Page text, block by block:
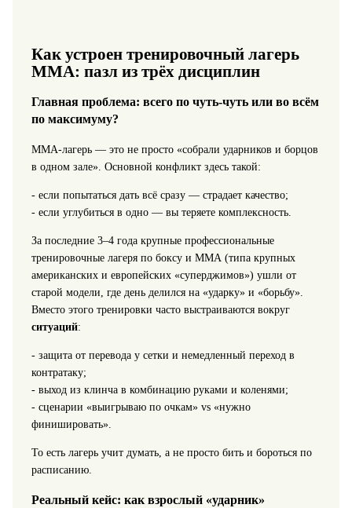
Как устроен тренировочный лагерь
ММА: пазл из трёх дисциплин
Главная проблема: всего по чуть‑чуть или во всём
по максимуму?
ММА‑лагерь — это не просто «собрали ударников и борцов
в одном зале». Основной конфликт здесь такой:
- если попытаться дать всё сразу — страдает качество;
- если углубиться в одно — вы теряете комплексность.
За последние 3–4 года крупные профессиональные
тренировочные лагеря по боксу и ММА (типа крупных
американских и европейских «суперджимов») ушли от
старой модели, где день делился на «ударку» и «борьбу».
Вместо этого тренировки часто выстраиваются вокруг
ситуаций:
- защита от перевода у сетки и немедленный переход в
контратаку;
- выход из клинча в комбинацию руками и коленями;
- сценарии «выигрываю по очкам» vs «нужно
финишировать».
То есть лагерь учит думать, а не просто бить и бороться по
расписанию.
Реальный кейс: как взрослый «ударник»